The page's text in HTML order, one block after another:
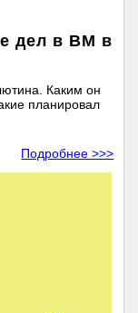
дел в ВМ в
Каким он
планировал
Подробнее >>>